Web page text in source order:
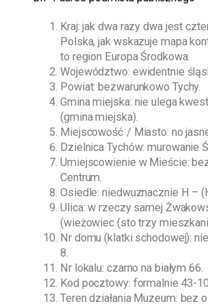
Kraj: jak dwa razy dwa jest
Polska, jak wskazuje mapa
to region Europa Środkowa.
Województwo: ewidentnie
Powiat: bezwarunkowo Tychy.
Gmina miejska: nie ulega
(gmina miejska).
Miejscowość / Miasto: no
Dzielnica Tychów: murowanie
Umiejscowienie w Mieście:
Centrum.
Osiedle: niedwuznacznie H –
Ulica: w rzeczy samej
(wieżowiec (sto trzy
Nr domu (klatki schodowej):
8.
Nr lokalu: czarno na białym 66.
Kod pocztowy: formalnie 43-
Teren działania Muzeum: bez